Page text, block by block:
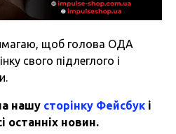
щоб голова ОДА
свого підлеглого і
нашу сторінку Фейсбук і
останніх новин.